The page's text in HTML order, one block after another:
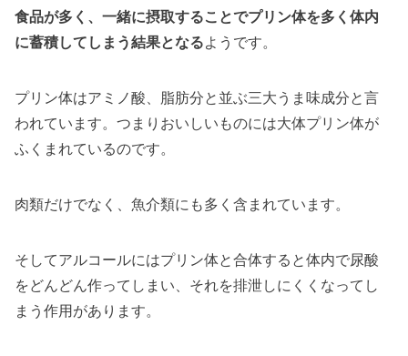
食品が多く、一緒に摂取することでプリン体を多く体内
に蓄積してしまう結果となるようです。
プリン体はアミノ酸、脂肪分と並ぶ三大うま味成分と言
われています。つまりおいしいものには大体プリン体が
ふくまれているのです。
肉類だけでなく、魚介類にも多く含まれています。
そしてアルコールにはプリン体と合体すると体内で尿酸
をどんどん作ってしまい、それを排泄しにくくなってし
まう作用があります。